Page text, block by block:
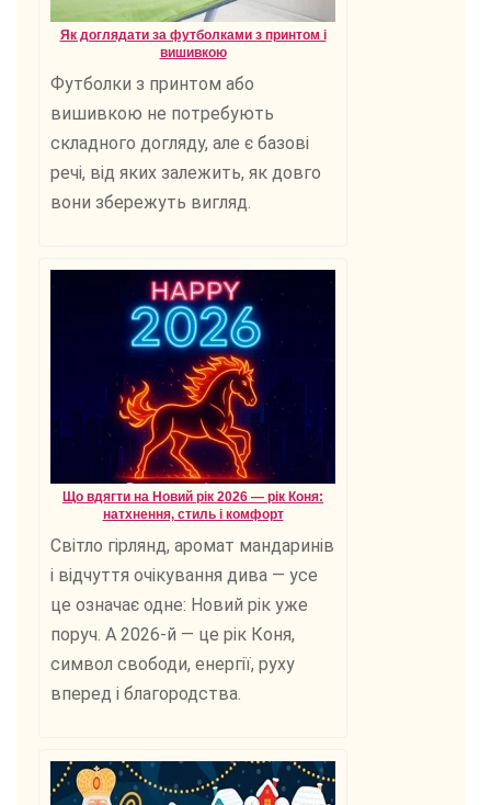
Як доглядати за футболками з принтом і
вишивкою
Футболки з принтом або
вишивкою не потребують
складного догляду, але є базові
речі, від яких залежить, як довго
вони збережуть вигляд.
Що вдягти на Новий рік 2026 — рік Коня:
натхнення, стиль і комфорт
Світло гірлянд, аромат мандаринів
і відчуття очікування дива — усе
це означає одне: Новий рік уже
поруч. А 2026-й — це рік Коня,
символ свободи, енергії, руху
вперед і благородства.